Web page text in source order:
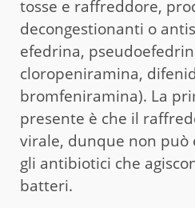
tosse e raffreddore,
decongestionanti o
efedrina,
cloropeniramina,
bromfeniramina). La
presente è che il
virale, dunque non può
gli antibiotici che
batteri.